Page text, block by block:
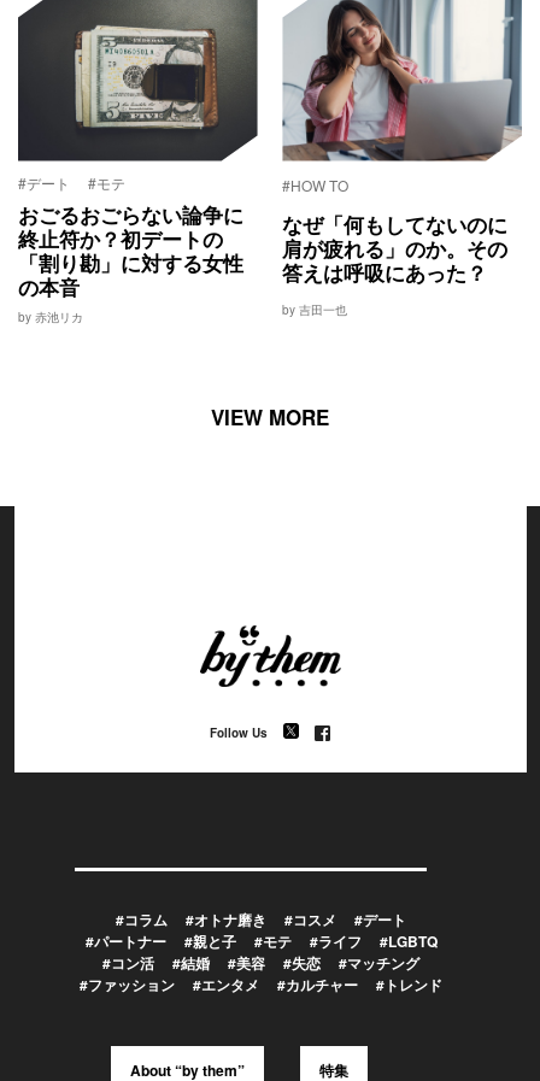
#デート #モテ
おごるおごらない論争に
終止符か？初デートの
「割り勘」に対する女性
の本音
by 赤池リカ
#HOW TO
なぜ「何もしてないのに
肩が疲れる」のか。その
答えは呼吸にあった？
by 吉田一也
VIEW MORE
Follow Us
#コラム #オトナ磨き #コスメ
#デート
#パートナー
#親と子 #モテ #ライフ
#LGBTQ
#コン活
#結婚 #美容 #失恋
#マッチング
#ファッション
#エンタメ #カルチャー #トレンド
About “by them” 特集